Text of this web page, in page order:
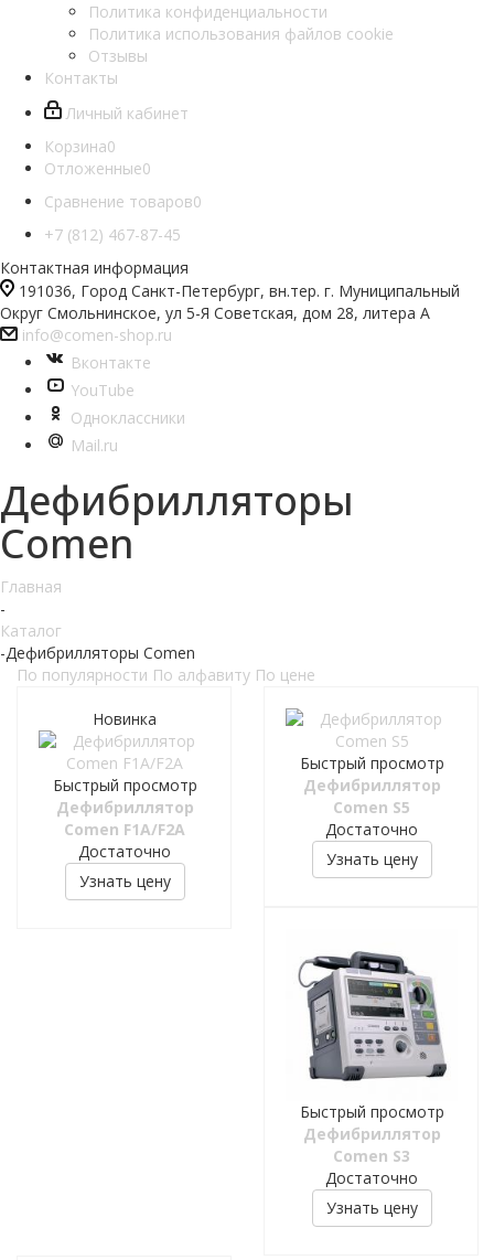
Политика конфиденциальности
Политика использования файлов cookie
Отзывы
Контакты
Личный кабинет
Корзина0
Отложенные0
Сравнение товаров0
+7 (812) 467-87-45
Контактная информация
191036, Город Санкт-Петербург, вн.тер. г. Муниципальный
Округ Смольнинское, ул 5-Я Советская, дом 28, литера А
info@comen-shop.ru
Вконтакте
YouTube
Одноклассники
Mail.ru
Дефибрилляторы
Comen
Главная
-
Каталог
-Дефибрилляторы Comen
По популярности По алфавиту По цене
Новинка
Быстрый просмотр
Дефибриллятор
Comen F1A/F2A
Достаточно
Узнать цену
Быстрый просмотр
Дефибриллятор
Comen S5
Достаточно
Узнать цену
Быстрый просмотр
Дефибриллятор
Comen S3
Достаточно
Узнать цену